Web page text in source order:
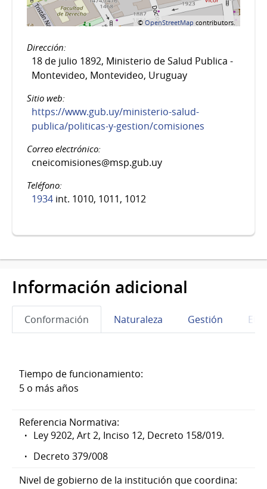
©OpenStreetMap contributors.
Dirección:
18 de julio 1892, Ministerio de Salud Publica -
Montevideo, Montevideo, Uruguay
Sitio web:
https://www.gub.uy/ministerio-salud-
publica/politicas-y-gestion/comisiones
Correo electrónico:
cneicomisiones@msp.gub.uy
Teléfono:
1934 int. 1010, 1011, 1012
Información adicional
Conformación Naturaleza Gestión
Tiempo de funcionamiento:
5 o más años
Referencia Normativa:
Ley 9202, Art 2, Inciso 12, Decreto 158/019.
Decreto 379/008
Nivel de gobierno de la institución que coordina: